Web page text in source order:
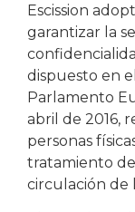
Escission
garantizar la
dispuesto en
Parlamento
abril de 2016,
personas
tratamiento
circulación de